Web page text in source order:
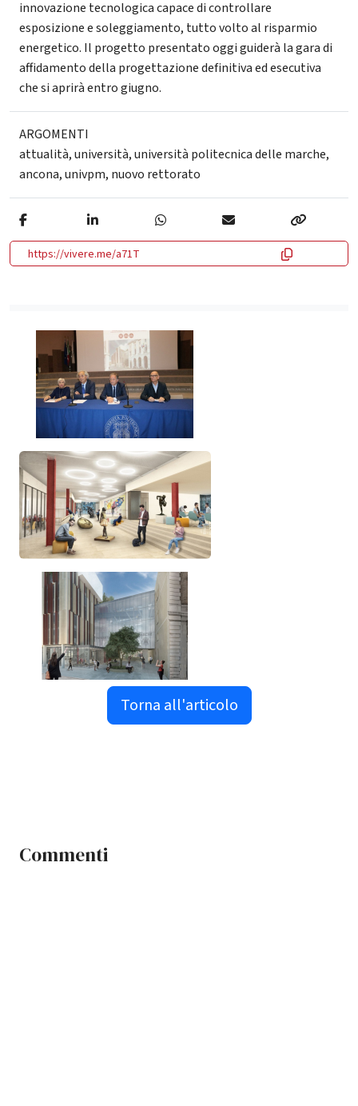
innovazione tecnologica capace di controllare
esposizione e soleggiamento, tutto volto al risparmio
energetico. Il progetto presentato oggi guiderà la gara di
affidamento della progettazione definitiva ed esecutiva
che si aprirà entro giugno.
ARGOMENTI
attualità,università,università politecnica delle marche,
ancona,univpm, nuovo rettorato
https://vivere.me/a71T
Torna all'articolo
Commenti